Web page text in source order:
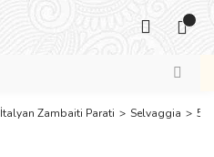
İtalyan Zambaiti Parati Selvaggia 5